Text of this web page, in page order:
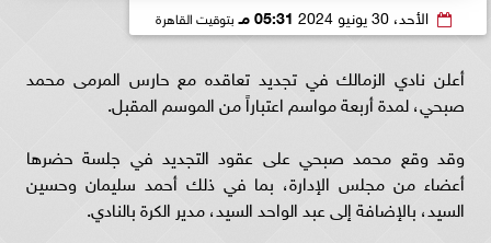
الأحد، 30 يونيو 2024 05:31 مـ بتوقيت القاهرة
أعلن نادي الزمالك في تجديد تعاقده مع حارس المرمى محمد
صبحي، لمدة أربعة مواسم اعتباراً من الموسم المقبل.
وقد وقع محمد صبحي على عقود التجديد في جلسة حضرها
أعضاء من مجلس الإدارة، بما في ذلك أحمد سليمان وحسين
السيد، بالإضافة إلى عبد الواحد السيد، مدير الكرة بالنادي.